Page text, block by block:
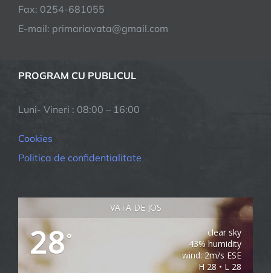
Fax: 0254-681055
E-mail: primariavata@gmail.com
PROGRAM CU PUBLICUL
Luni- Vineri : 08:00 – 16:00
Cookies
Politica de confidentialitate
VATA DE JOS
28°
clear sky
43% humidity
wind: 2m/s ESE
H 28 • L 28